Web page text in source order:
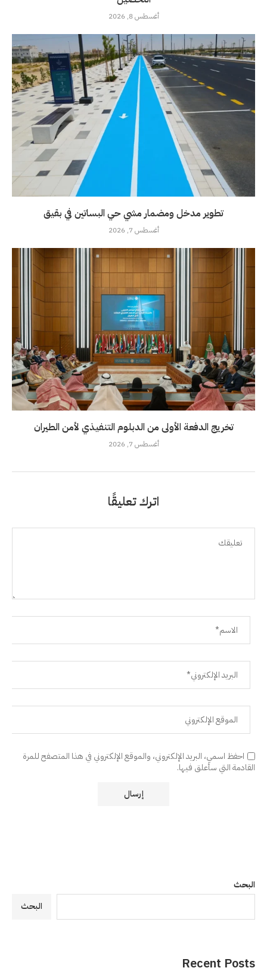
أغسطس 8, 2026
تطوير مدخل ومضمار مشي حي البساتين في بقيق
أغسطس 7, 2026
تخريج الدفعة الأولى من الدبلوم التنفيذي لأمن الطيران
أغسطس 7, 2026
اترك تعليقًا
احفظ اسمي، البريد الإلكتروني، والموقع الإلكتروني في هذا المتصفح للمرة
القادمة التي سأعلق فيها.
البحث
البحث
Recent Posts